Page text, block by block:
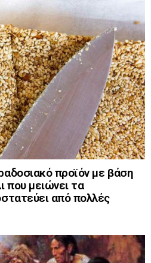
προϊόν με βάση
που μειώνει τα
από πολλές